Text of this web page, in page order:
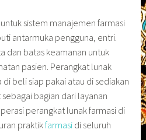
sistem manajemen farmasi
antarmuka pengguna, entri.
dan batas keamanan untuk
pasien. Perangkat lunak
beli siap pakai atau di sediakan
bagian dari layanan
perangkat lunak farmasi di
praktikfarmasi di seluruh